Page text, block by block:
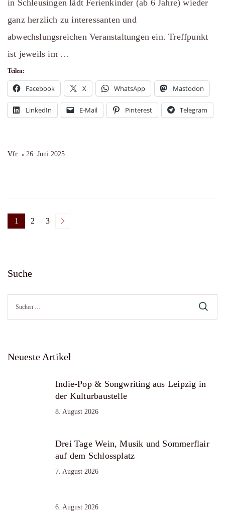
in Schleusingen lädt Ferienkinder (ab 6 Jahre) wieder
ganz herzlich zu interessanten und
abwechslungsreichen Veranstaltungen ein. Treffpunkt
ist jeweils im …
Teilen:
Facebook X WhatsApp Mastodon
LinkedIn E-Mail Pinterest Telegram
Vfr 26. Juni 2025
Seitennummerierung
Beiträge
Page
1 Page
2 Page
3
Suche
nach:
Neueste Artikel
Indie-Pop & Songwriting aus Leipzig in
der Kulturbaustelle
8. August 2026
Drei Tage Wein, Musik und Sommerflair
auf dem Schlossplatz
7. August 2026
6. August 2026